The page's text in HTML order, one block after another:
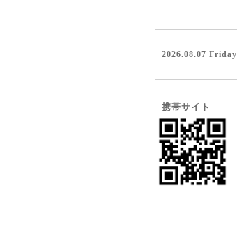
2026.08.07 Friday
携帯サイト